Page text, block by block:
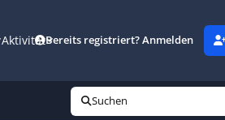
AktivitätBereits registriert? Anmelden
Suchen